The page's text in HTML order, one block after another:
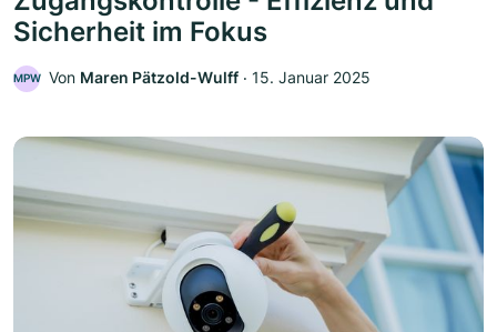
Sicherheit im Fokus
MPW Von Maren Pätzold-Wulff ‧ 15. Januar 2025